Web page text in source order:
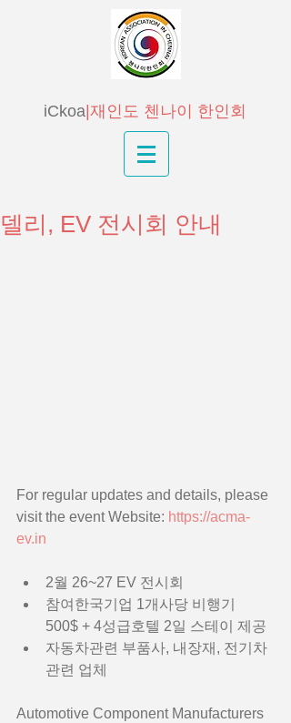
iCkoa |재인도 첸나이 한인회
델리, EV 전시회 안내
For regular updates and details, please
visit the event Website: https://acma-
ev.in
2월 26~27 EV 전시회
참여한국기업 1개사당 비행기
500$ + 4성급호텔 2일 스테이 제공
자동차관련 부품사, 내장재, 전기차
관련 업체
Automotive Component Manufacturers